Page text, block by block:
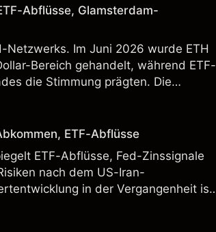
Abflüsse, Glamsterdam-
Netzwerks. Im Juni 2026 wurde ETH
Bereich gehandelt, während ETF-
die Stimmung prägten. Die
ist kein verlässlicher Indikator für
ETF-Abflüsse
ETF-Abflüsse, Fed-Zinssignale
nach dem US-Iran-
in der Vergangenheit ist
Ergebnisse.